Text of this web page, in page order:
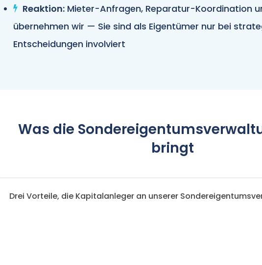
Reaktion: Mieter-Anfragen, Reparatur-Koordination
übernehmen wir — Sie sind als Eigentümer nur bei
Entscheidungen involviert
Was die
bringt
Drei Vorteile, die Kapitalanleger an unserer